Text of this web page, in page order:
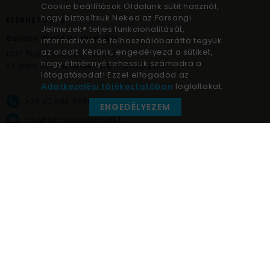
ELÉRHETŐSÉG
Balloon World Hungary Kft.
Budapest, Bécsi út 267.
Az oldal üzemeltetője – nem átadó pont!
+36 30 984 6955
info@farsangijelmezek.hu
Cookie beállítások Oldalunk sütit használ,
hogy biztosítsuk Neked az Farsangi
Jelmezek® teljes funkcionalitását,
informatívvá és felhasználóbaráttá tegyük
az oldalt. Kérünk, engedélyezd a sütiket,
hogy élménnyé tehessük számodra a
látogatásodat! Ezzel elfogadod az
Adatkezelési tájékoztatóban foglaltakat.
ENGEDÉLYEZEM